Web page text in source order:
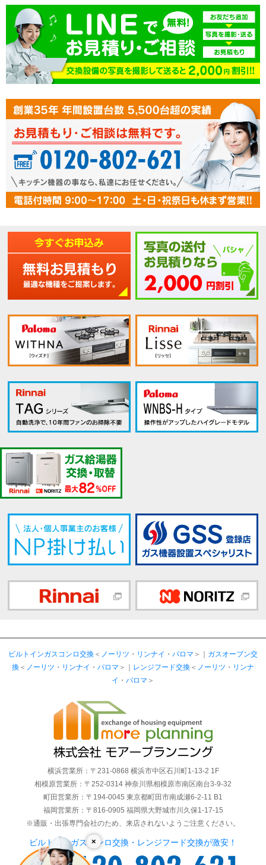
×
ビルトインガスコンロ交換 ＜ ノーリツ ・ リンナイ ・ パロマ ＞｜ ガスオーブン交
換 ＜ ノーリツ ・ リンナイ ・ パロマ ＞｜ レンジフード交換 ＜ ノーリツ ・ リンナ
イ ・ パロマ ＞
横浜営業所：〒231-0868 横浜市中区石川町1-13-2 1F
相模原営業所：〒252-0314 神奈川県相模原市南区南台3-9-32
町田営業所：〒194-0045 東京都町田市南成瀬6-2-11 B1
福岡営業所：〒816-0905 福岡県大野城市川久保1-17-15
※通販・出張専門会社のため、来店されないようご注意ください。
ビルトインガスコンロ交換・レンジフード交換が激安！